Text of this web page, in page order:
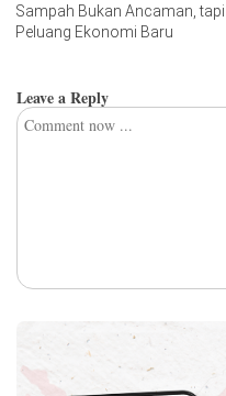
Sampah Bukan Ancaman, tapi
Peluang Ekonomi Baru
Leave a Reply